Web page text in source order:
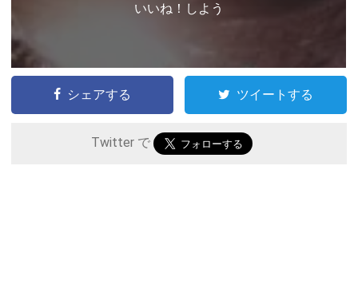
いいね！しよう
シェアする ツイートする
Twitter で